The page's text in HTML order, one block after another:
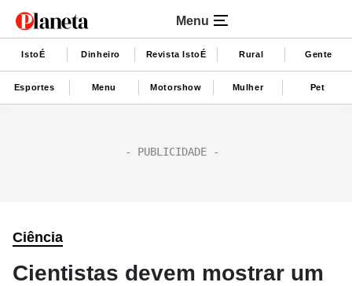
Menu
IstoÉ Dinheiro Revista IstoÉ Rural Gente
Esportes Menu Motorshow Mulher Pet
Ciência
Cientistas devem mostrar um